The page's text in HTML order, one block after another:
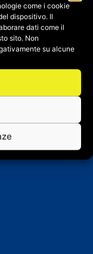
come i cookie
dispositivo. Il
dati come il
sito. Non
su alcune
in questo